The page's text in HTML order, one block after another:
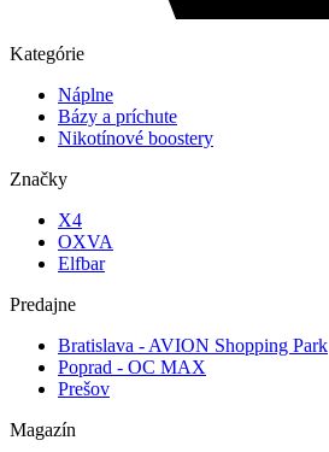
Kategórie
Náplne
Bázy a príchute
Nikotínové boostery
Značky
X4
OXVA
Elfbar
Predajne
Bratislava - AVION Shopping Park
Poprad - OC MAX
Prešov
Magazín